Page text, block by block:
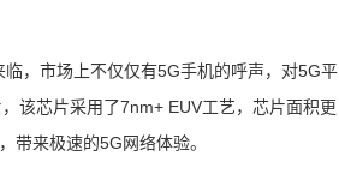
，市场上不仅仅有5G手机的呼声，对5G平
该芯片采用了7nm+ EUV工艺，芯片面积更
带来极速的5G网络体验。